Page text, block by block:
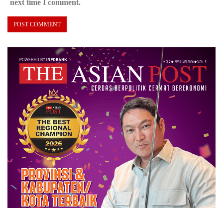
next time I comment.